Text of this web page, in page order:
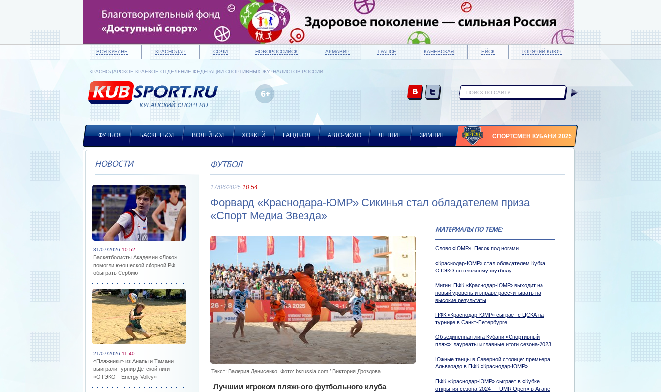
ВСЯ КУБАНЬ КРАСНОДАР СОЧИ НОВОРОССИЙСК АРМАВИР ТУАПСЕ КАНЕВСКАЯ ЕЙСК ГОРЯЧИЙ КЛЮЧ
КРАСНОДАРСКОЕ КРАЕВОЕ ОТДЕЛЕНИЕ ФЕДЕРАЦИИ СПОРТИВНЫХ ЖУРНАЛИСТОВ РОССИИ
ФУТБОЛ БАСКЕТБОЛ ВОЛЕЙБОЛ ХОККЕЙ ГАНДБОЛ АВТО-МОТО ЛЕТНИЕ ЗИМНИЕ СПОРТСМЕН КУБАНИ 2025
НОВОСТИ
31/07/2026 10:52
Баскетболисты Академии «Локо»
помогли юношеской сборной РФ
обыграть Сербию
21/07/2026 11:40
«Пляжники» из Анапы и Тамани
выиграли турнир Детской лиги
«ОТЭКО – Energy Volley»
ФУТБОЛ
17/06/2025 10:54
Форвард «Краснодара-ЮМР» Сикинья стал обладателем приза
«Спорт Медиа Звезда»
МАТЕРИАЛЫ ПО ТЕМЕ:
Слово «ЮМР». Песок под ногами
«Краснодар-ЮМР» стал обладателем Кубка
ОТЭКО по пляжному футболу
Мигин: ПФК «Краснодар-ЮМР» выходит на
новый уровень и вправе рассчитывать на
высокие результаты
ПФК «Краснодар-ЮМР» сыграет с ЦСКА на
турнире в Санкт-Петербурге
Объединенная лига Кубани «Спортивный
пляж»: лауреаты и главные итоги сезона-2023
Южные танцы в Северной столице: премьера
Альварадо в ПФК «Краснодар-ЮМР»
ПФК «Краснодар-ЮМР» сыграет в «Кубке
открытия сезона-2024 — UMR Open» в Анапе
Текст: Валерия Денисенко. Фото: bsrussia.com / Виктория Дроздова
Лучшим игроком пляжного футбольного клуба